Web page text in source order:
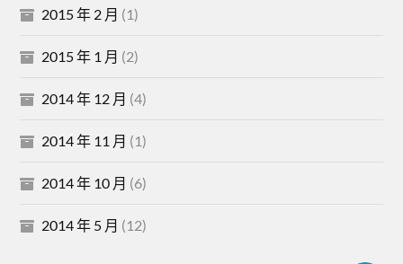
2015 年 2 月 (1)
2015 年 1 月 (2)
2014 年 12 月 (4)
2014 年 11 月 (1)
2014 年 10 月 (6)
2014 年 5 月 (12)